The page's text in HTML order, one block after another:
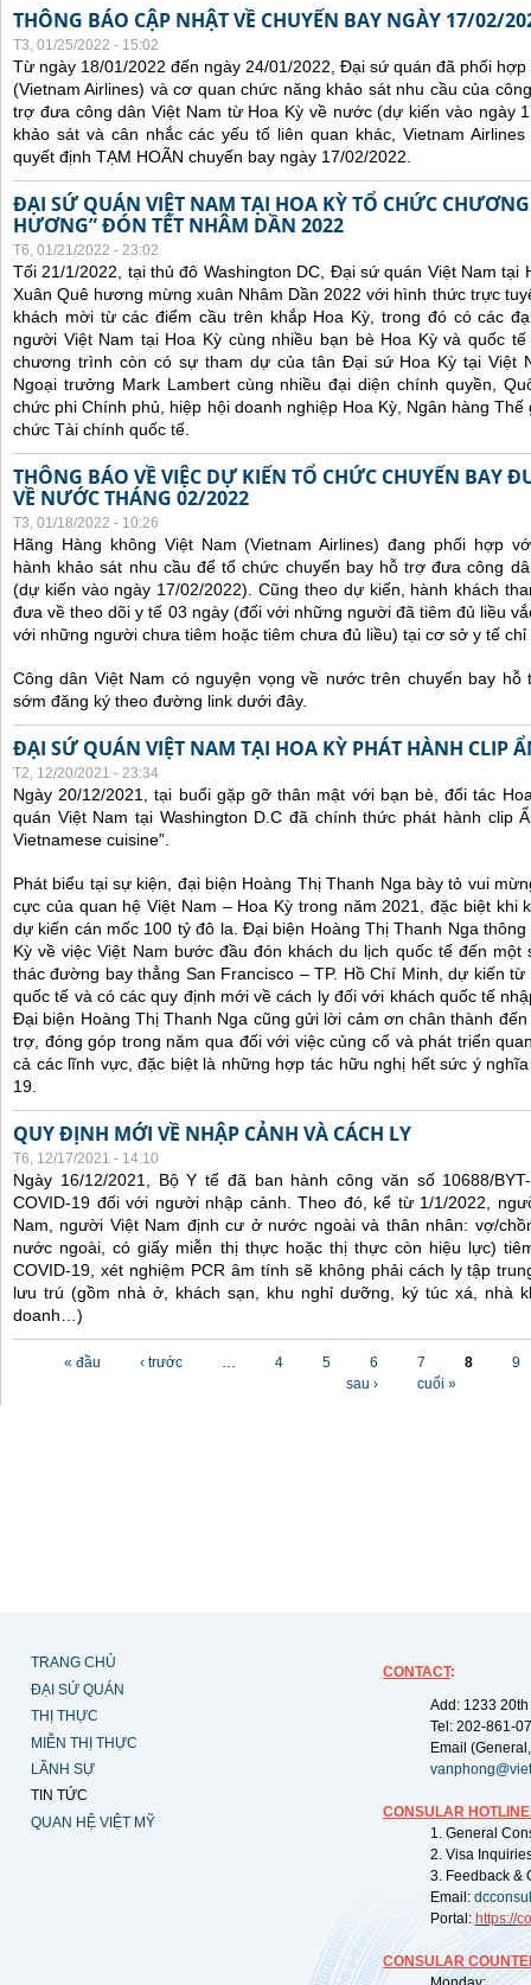
THÔNG BÁO CẬP NHẬT VỀ CHUYẾN BAY NGÀY 17/02/
T3, 01/25/2022 - 15:02
Từ ngày 18/01/2022 đến ngày 24/01/2022, Đại sứ quán đã phối
(Vietnam Airlines) và cơ quan chức năng khảo sát nhu cầu của
trợ đưa công dân Việt Nam từ Hoa Kỳ về nước (dự kiến vào ngày
khảo sát và cân nhắc các yếu tố liên quan khác, Vietnam
quyết định TẠM HOÃN chuyến bay ngày 17/02/2022.
ĐẠI SỨ QUÁN VIỆT NAM TẠI HOA KỲ TỔ CHỨC
HƯƠNG” ĐÓN TẾT NHÂM DẦN 2022
T6, 01/21/2022 - 23:02
Tối 21/1/2022, tại thủ đô Washington DC, Đại sứ quán Việt Nam
Xuân Quê hương mừng xuân Nhâm Dần 2022 với hình thức trực
khách mời từ các điểm cầu trên khắp Hoa Kỳ, trong đó có các
người Việt Nam tại Hoa Kỳ cùng nhiều bạn bè Hoa Kỳ và quốc
chương trình còn có sự tham dự của tân Đại sứ Hoa Kỳ tại Việt
Ngoại trưởng Mark Lambert cùng nhiều đại diện chính quyền,
chức phi Chính phủ, hiệp hội doanh nghiệp Hoa Kỳ, Ngân hàng
chức Tài chính quốc tế.
THÔNG BÁO VỀ VIỆC DỰ KIẾN TỔ CHỨC CHUYẾN BAY
VỀ NƯỚC THÁNG 02/2022
T3, 01/18/2022 - 10:26
Hãng Hàng không Việt Nam (Vietnam Airlines) đang phối hợp
hành khảo sát nhu cầu để tổ chức chuyến bay hỗ trợ đưa công
(dự kiến vào ngày 17/02/2022).
Cũng theo dự kiến, hành khách
đưa về theo dõi y tế 03 ngày (đối với những người đã tiêm đủ liều
với những người chưa tiêm hoặc tiêm chưa đủ liều) tại cơ sở y tế chỉ
Công dân Việt Nam có nguyện vọng về nước trên chuyến bay
sớm đăng ký theo đường link dưới đây.
ĐẠI SỨ QUÁN VIỆT NAM TẠI HOA KỲ PHÁT HÀNH CLIP
T2, 12/20/2021 - 23:34
Ngày 20/12/2021, tại buổi gặp gỡ thân mật với bạn bè, đối tác
quán Việt Nam tại Washington D.C đã chính thức phát hành clip
Vietnamese cuisine”.
Phát biểu tại sự kiện, đại biện Hoàng Thị Thanh Nga bày tỏ vui
cực của quan hệ Việt Nam – Hoa Kỳ trong năm 2021, đặc biệt khi
dự kiến cán mốc 100 tỷ đô la. Đại biện Hoàng Thị Thanh Nga
Kỳ về việc Việt Nam bước đầu đón khách du lịch quốc tế đến
thác đường bay thẳng San Francisco – TP. Hồ Chí Minh, dự kiến
quốc tế và có các quy định mới về cách ly đối với khách quốc tế
Đại biện Hoàng Thị Thanh Nga cũng gửi lời cảm ơn chân thành
trợ, đóng góp trong năm qua đối với việc củng cố và phát triển
cả các lĩnh vực, đặc biệt là những hợp tác hữu nghị hết sức ý
19.
QUY ĐỊNH MỚI VỀ NHẬP CẢNH VÀ CÁCH LY
T6, 12/17/2021 - 14:10
Ngày 16/12/2021, Bộ Y tế đã ban hành công văn số 10688/
COVID-19 đối với người nhập cảnh. Theo đó, kể từ 1/1/2022,
Nam, người Việt Nam định cư ở nước ngoài và thân nhân: vợ/
nước ngoài, có giấy miễn thị thực hoặc thị thực còn hiệu lực)
COVID-19, xét nghiệm PCR âm tính sẽ không phải cách ly tập
lưu trú (gồm nhà ở, khách sạn, khu nghỉ dưỡng, ký túc xá, nhà
doanh…)
« đầu ‹ trước … 4 5 6 7 8
9
sau ›
cuối »
TRANG CHỦ
ĐẠI SỨ QUÁN
THỊ THỰC
MIỄN THỊ THỰC
LÃNH SỰ
TIN TỨC
QUAN HỆ VIỆT MỸ
CONTACT:
Add: 1233
Tel: 202-861-
Email
CONSULAR
1. General
2. Visa
3. Feedback &
Email:
Portal: https://
CONSULAR